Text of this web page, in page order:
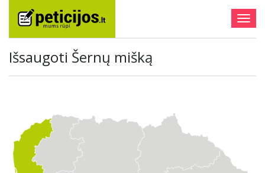
Išsaugoti Šernų mišką